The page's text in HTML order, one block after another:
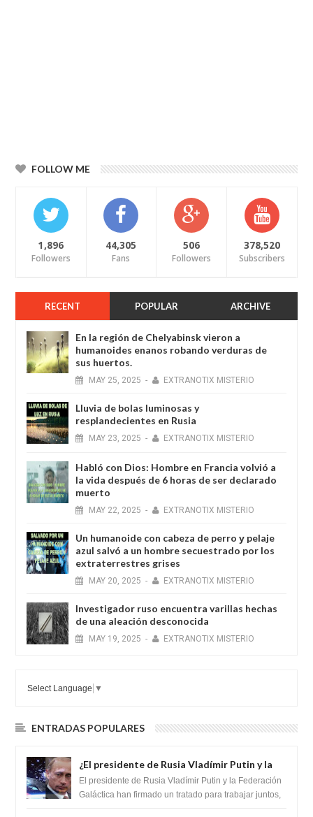
FOLLOW ME
1,896
Followers
44,305
Fans
506
Followers
378,520
Subscribers
RECENT POPULAR ARCHIVE
En la región de Chelyabinsk vieron a
humanoides enanos robando verduras de
sus huertos.
MAY 25, 2025 - EXTRANOTIX MISTERIO
Lluvia de bolas luminosas y
resplandecientes en Rusia
MAY 23, 2025 - EXTRANOTIX MISTERIO
Habló con Dios: Hombre en Francia volvió a
la vida después de 6 horas de ser declarado
muerto
MAY 22, 2025 - EXTRANOTIX MISTERIO
Un humanoide con cabeza de perro у pelaje
azul salvó a un hombre secuestrado por los
extraterrestres grises
MAY 20, 2025 - EXTRANOTIX MISTERIO
Investigador ruso encuentra varillas hechas
de una aleación desconocida
MAY 19, 2025 - EXTRANOTIX MISTERIO
Select Language ▼
ENTRADAS POPULARES
¿El presidente de Rusia Vladímir Putin y la
Federación Galactica han firmado un
tratado para acabar con los Sionistas?
El presidente de Rusia Vladímir Putin y la Federación
Galáctica han firmado un tratado para trabajar juntos,